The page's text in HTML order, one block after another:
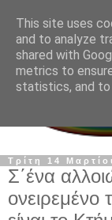
Τρίτη 14
Σ΄ένα
ονειρεμένο
This site uses
and to analyze
shared with
metrics to
statistics, and to